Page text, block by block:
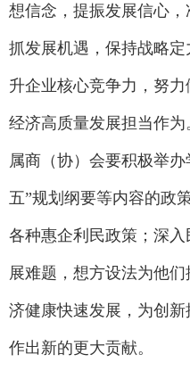
想信念，提振发展信心
抓发展机遇，保持战略
升企业核心竞争力，努
经济高质量发展担当作
属商（协）会要积极举
五”规划纲要等内容的政
各种惠企利民政策；深
展难题，想方设法为他
济健康快速发展，为创
作出新的更大贡献。